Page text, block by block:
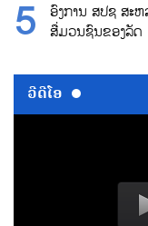
ອົງການ ສປຊ ສະ
ສື່ມວນຊົນຂອງລັດ
ວີດີໂອ